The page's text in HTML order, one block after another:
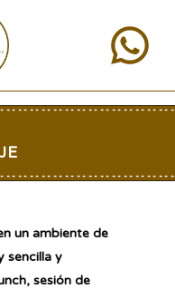
un ambiente de
sencilla y
sesión de